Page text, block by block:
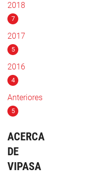
2018
7
2017
5
2016
4
Anteriores
5
ACERCA
DE
VIPASA